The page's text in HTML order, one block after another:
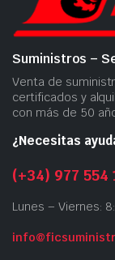
Suministros –
Venta de
certificados y
con más de 50
¿Necesitas
(+34) 977 554
Lunes – Viernes: